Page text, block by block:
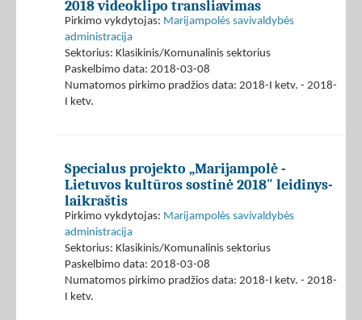
2018 videoklipo transliavimas
Pirkimo vykdytojas: Marijampolės savivaldybės
administracija
Sektorius: Klasikinis/Komunalinis sektorius
Paskelbimo data: 2018-03-08
Numatomos pirkimo pradžios data: 2018-I ketv. - 2018-
I ketv.
Specialus projekto „Marijampolė -
Lietuvos kultūros sostinė 2018" leidinys-
laikraštis
Pirkimo vykdytojas: Marijampolės savivaldybės
administracija
Sektorius: Klasikinis/Komunalinis sektorius
Paskelbimo data: 2018-03-08
Numatomos pirkimo pradžios data: 2018-I ketv. - 2018-
I ketv.